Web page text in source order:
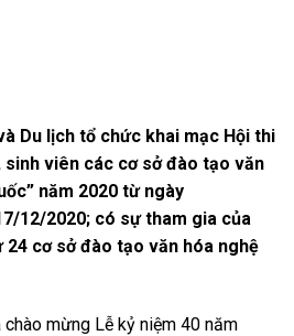
Du lịch tổ chức khai mạc Hội thi
sinh viên các cơ sở đào tạo văn
năm 2020 từ ngày
12/2020; có sự tham gia của
24 cơ sở đào tạo văn hóa nghệ
mừng Lễ kỷ niệm 40 năm